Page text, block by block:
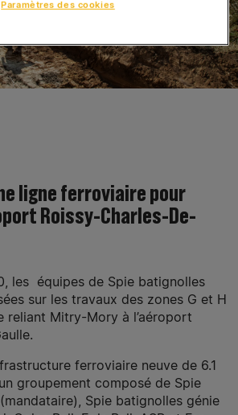
ligne ferroviaire pour
Roissy-Charles-De-
les équipes de Spie batignolles
sur les travaux des zones G et H
reliant Mitry-Mory à l’aéroport
ferroviaire neuve de 6.1
groupement composé de Spie
Spie batignolles génie
Paramètres des cookies